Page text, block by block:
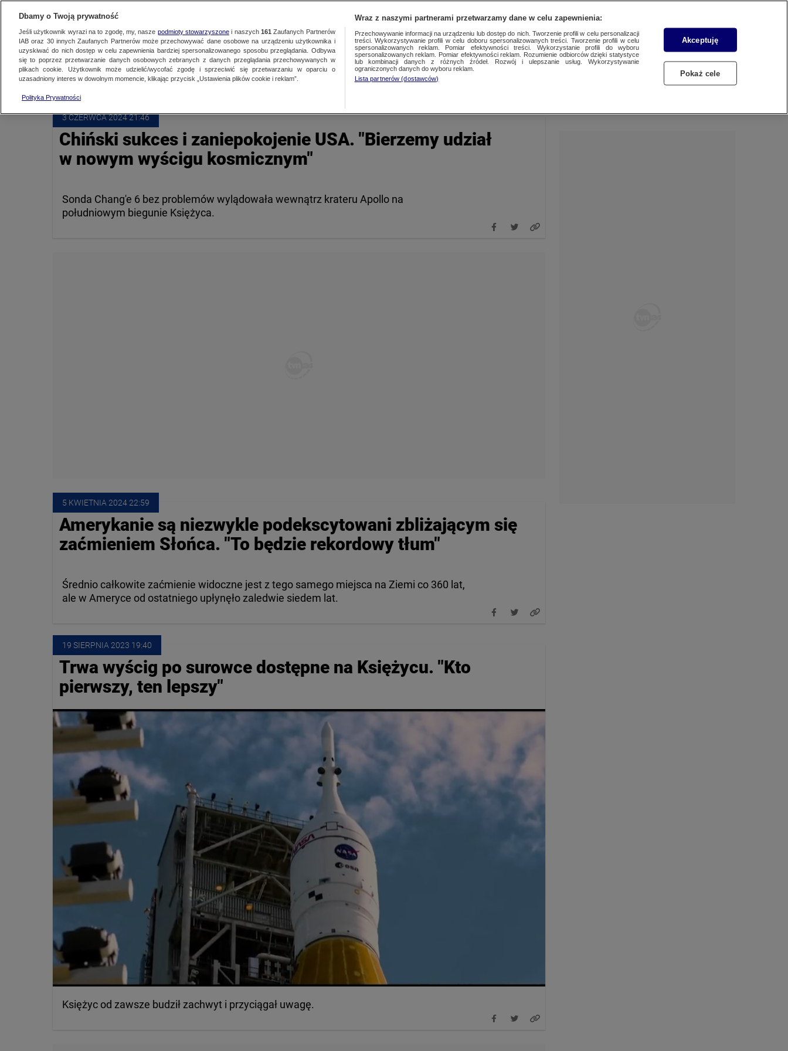
FAKTY PO FAKTACH FAKTY O ŚWIECIE
Dzień dobry!
ZALOGUJ SIĘ
KSIĘŻYC
Chiński sukces i zaniepokojenie USA. "Bierzemy udział
w nowym wyścigu kosmicznym"
Sonda Chang'e 6 bez problemów wylądowała wewnątrz krateru Apollo na
południowym biegunie Księżyca.
3 CZERWCA 2024 21:46
Amerykanie są niezwykle podekscytowani zbliżającym się
zaćmieniem Słońca. "To będzie rekordowy tłum"
Średnio całkowite zaćmienie widoczne jest z tego samego miejsca na Ziemi co 360 lat,
ale w Ameryce od ostatniego upłynęło zaledwie siedem lat.
5 KWIETNIA 2024 22:59
Trwa wyścig po surowce dostępne na Księżycu. "Kto
pierwszy, ten lepszy"
Księżyc od zawsze budził zachwyt i przyciągał uwagę.
19 SIERPNIA 2023 19:40
Dbamy o Twoją prywatność
Jeśli użytkownik wyrazi na to zgodę, my, nasze podmioty stowarzyszonei naszych 161 Zaufanych Partnerów
IAB oraz 30innych Zaufanych Partnerów może przechowywać dane osobowe na urządzeniu użytkownika i
uzyskiwać do nich dostęp w celu zapewnienia bardziej spersonalizowanego sposobu przeglądania. Odbywa
się to poprzez przetwarzanie danych osobowych zebranych z danych przeglądania przechowywanych w
plikach cookie. Użytkownik może udzielić/wycofać zgodę i sprzeciwić się przetwarzaniu w oparciu o
uzasadniony interes w dowolnym momencie, klikając przycisk „Ustawienia plików cookie i reklam”.
Polityka Prywatności
Wraz z naszymi partnerami przetwarzamy dane w celu zapewnienia:
Przechowywanie informacji na urządzeniu lub dostęp do nich. Tworzenie profili w celu personalizacji
treści. Wykorzystywanie profili w celu doboru spersonalizowanych treści. Tworzenie profili w celu
spersonalizowanych reklam. Pomiar efektywności treści. Wykorzystanie profili do wyboru
spersonalizowanych reklam. Pomiar efektywności reklam. Rozumienie odbiorców dzięki statystyce
lub kombinacji danych z różnych źródeł. Rozwój i ulepszanie usług. Wykorzystywanie
ograniczonych danych do wyboru reklam.
Lista partnerów (dostawców)
Akceptuję
Pokaż cele